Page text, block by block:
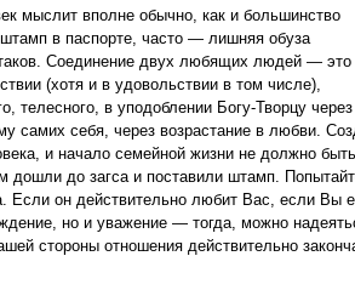
мыслит вполне обычно, как и большинство
в паспорте, часто — лишняя обуза
Соединение двух любящих людей — это
(хотя и в удовольствии в том числе),
телесного, в уподоблении Богу-Творцу через
самих себя, через возрастание в любви.
и начало семейной жизни не должно
до загса и поставили штамп.
Если он действительно любит Вас, если Вы
но и уважение — тогда, можно
стороны отношения действительно